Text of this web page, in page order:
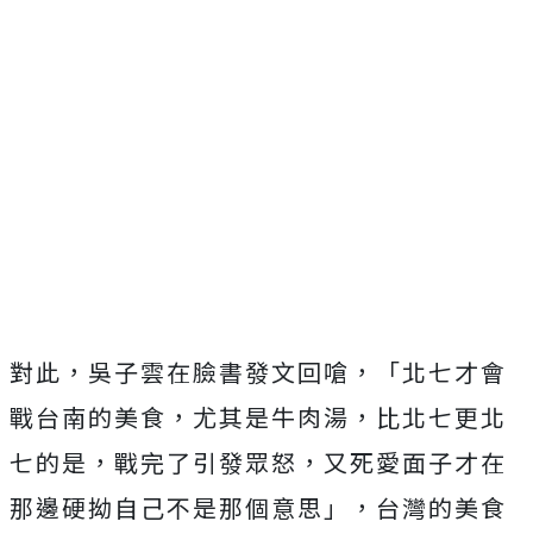
對此，吳子雲在臉書發文回嗆，「北七才會
戰台南的美食，尤其是牛肉湯，比北七更北
七的是，戰完了引發眾怒，又死愛面子才在
那邊硬拗自己不是那個意思」，台灣的美食